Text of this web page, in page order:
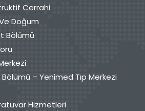
Cerrahi
Doğum
Bölümü
Bölümü – Yenimed Tıp Merkezi
Hizmetleri